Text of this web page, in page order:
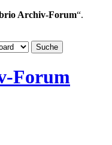
Archiv-Forum“.
Forum